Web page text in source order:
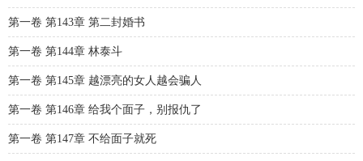
第一卷 第143章 第二封婚书
第一卷 第144章 林泰斗
第一卷 第145章 越漂亮的女人越会骗人
第一卷 第146章 给我个面子，别报仇了
第一卷 第147章 不给面子就死